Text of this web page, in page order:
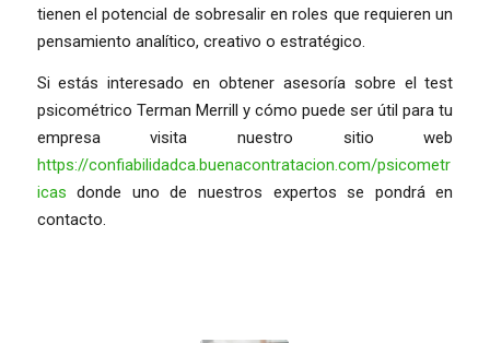
tienen el potencial de sobresalir en roles que requieren un
pensamiento analítico, creativo o estratégico.
Si estás interesado en obtener asesoría sobre el test
psicométrico Terman Merrill y cómo puede ser útil para tu
empresa visita nuestro sitio web
https://confiabilidadca.buenacontratacion.com/psicometr
icas donde uno de nuestros expertos se pondrá en
contacto.